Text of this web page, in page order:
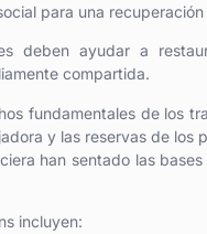
para una recuperación
deben ayudar a
compartida.
fundamentales de los
y las reservas de
han sentado las
incluyen: